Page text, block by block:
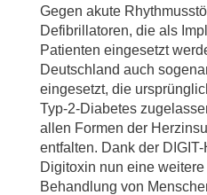
Gegen akute
Defibrillatoren, die als
Patienten eingesetzt
Deutschland auch
eingesetzt, die
Typ-2-Diabetes
allen Formen der
entfalten. Dank der
Digitoxin nun eine
Behandlung von